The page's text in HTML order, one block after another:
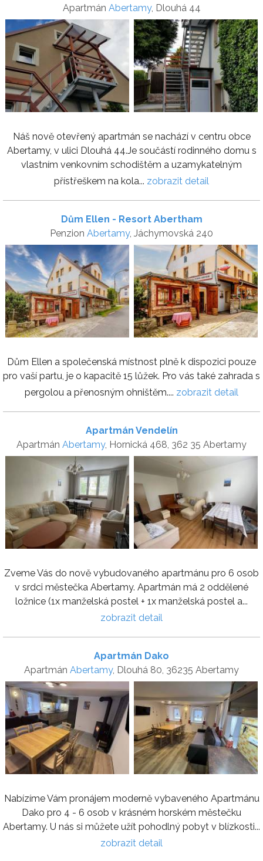
Apartmán Abertamy, Dlouhá 44
Náš nově otevřený apartmán se nachází v centru obce
Abertamy, v ulici Dlouhá 44.Je součástí rodinného domu s
vlastním venkovním schodištěm a uzamykatelným
přístřeškem na kola... zobrazit detail
Dům Ellen - Resort Abertham
Penzion Abertamy, Jáchymovská 240
Dům Ellen a společenská místnost plně k dispozici pouze
pro vaší partu, je o kapacitě 15 lůžek. Pro vás také zahrada s
pergolou a přenosným ohništěm.... zobrazit detail
Apartmán Vendelín
Apartmán Abertamy, Hornická 468, 362 35 Abertamy
Zveme Vás do nově vybudovaného apartmánu pro 6 osob
v srdci městečka Abertamy. Apartmán má 2 oddělené
ložnice (1x manželská postel + 1x manželská postel a...
zobrazit detail
Apartmán Dako
Apartmán Abertamy, Dlouhá 80, 36235 Abertamy
Nabízíme Vám pronájem moderně vybaveného Apartmánu
Dako pro 4 - 6 osob v krásném horském městečku
Abertamy. U nás si můžete užít pohodlný pobyt v blízkosti...
zobrazit detail